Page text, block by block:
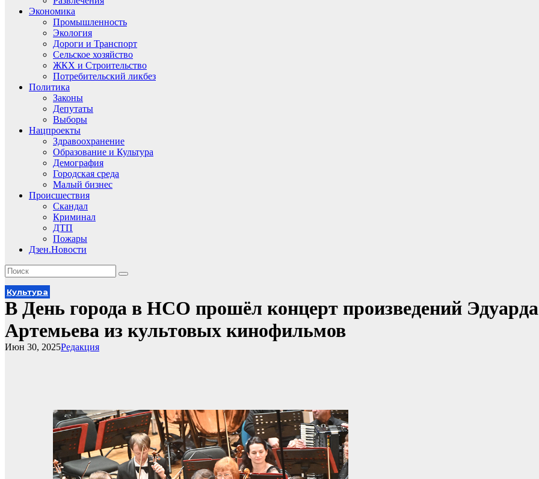
Экономика
Промышленность
Экология
Дороги и Транспорт
Сельское хозяйство
ЖКХ и Строительство
Потребительский ликбез
Политика
Законы
Депутаты
Выборы
Нацпроекты
Здравоохранение
Образование и Культура
Демография
Городская среда
Малый бизнес
Происшествия
Скандал
Криминал
ДТП
Пожары
Дзен.Новости
Культура
В День города в НСО прошёл концерт произведений Эдуарда
Артемьева из культовых кинофильмов
Редакция
Июн 30, 2025